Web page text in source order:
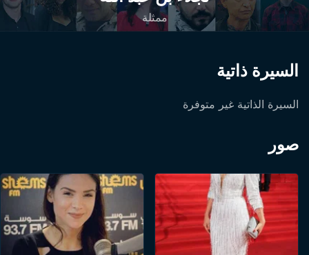
ممثلة
السيرة ذاتية
السيرة الذاتية غير متوفرة
صور